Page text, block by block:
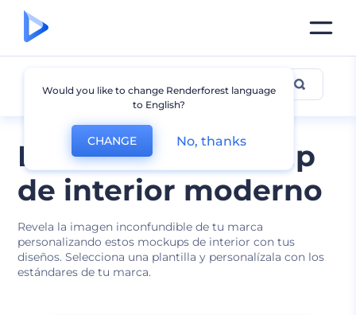
Diseños de mockup
de interior moderno
Revela la imagen inconfundible de tu marca
personalizando estos mockups de interior con tus
diseños. Selecciona una plantilla y personalízala con los
estándares de tu marca.
Interior
Would you like to change Renderforest language
to English?
CHANGE No, thanks